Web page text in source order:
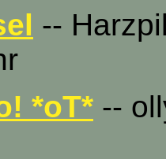
--
*oT* --